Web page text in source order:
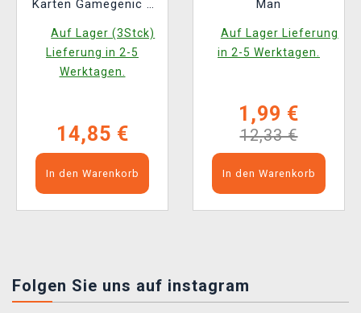
Karten Gamegenic -
- Premium Double
Sleeving Comic Burst
Black (105 Stk.)
Auf Lager (3Stck)
Lieferung in 2-5
Werktagen.
14,85 €
In den Warenkorb
Man
Auf Lager Lieferung
in 2-5 Werktagen.
1,99 €
12,33 €
In den Warenkorb
Folgen Sie uns auf instagram